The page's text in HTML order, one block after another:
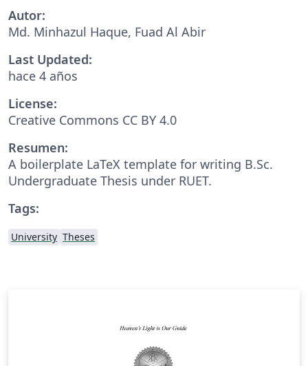
Autor:
Md. Minhazul Haque, Fuad Al Abir
Last Updated:
hace 4 años
License:
Creative Commons CC BY 4.0
Resumen:
A boilerplate LaTeX template for writing B.Sc.
Undergraduate Thesis under RUET.
Tags:
University Theses